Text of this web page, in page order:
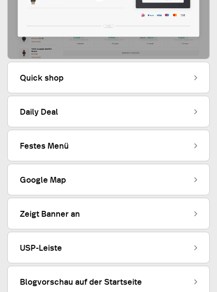
Quick shop
Daily Deal
Festes Menü
Google Map
Zeigt Banner an
USP-Leiste
Blogvorschau auf der Startseite